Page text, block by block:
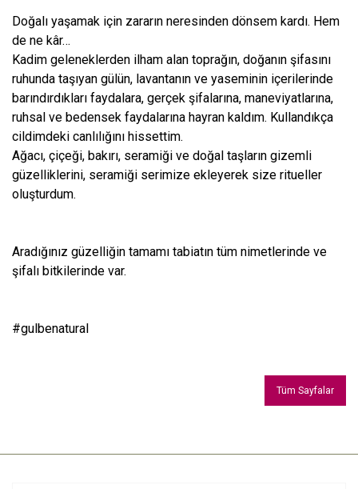
Doğalı yaşamak için zararın neresinden dönsem kardı. Hem
de ne kâr…
Kadim geleneklerden ilham alan toprağın, doğanın şifasını
ruhunda taşıyan gülün, lavantanın ve yaseminin içerilerinde
barındırdıkları faydalara, gerçek şifalarına, maneviyatlarına,
ruhsal ve bedensek faydalarına hayran kaldım. Kullandıkça
cildimdeki canlılığını hissettim.
Ağacı, çiçeği, bakırı, seramiği ve doğal taşların gizemli
güzelliklerini, seramiği serimize ekleyerek size ritueller
oluşturdum.
Aradığınız güzelliğin tamamı tabiatın tüm nimetlerinde ve
şifalı bitkilerinde var.
#gulbenatural
Tüm Sayfalar